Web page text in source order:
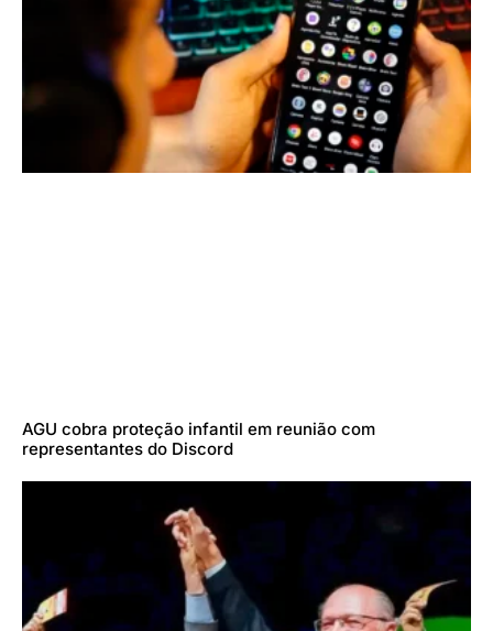
AGU cobra proteção infantil em reunião com
representantes do Discord